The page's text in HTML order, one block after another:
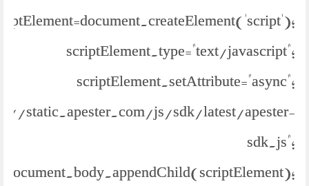
scriptElement.type="text/javascript";
scriptElement.setAttribute="async";
static.apester.com/js/sdk/latest/apester-
sdk.js";
document.body.appendChild(scriptElement);